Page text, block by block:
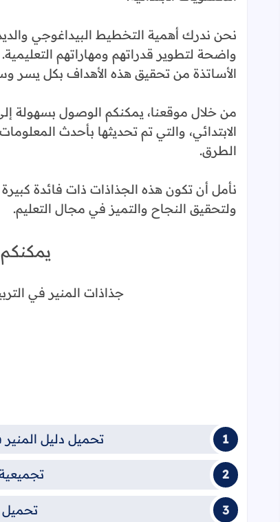
نحن ندرك أهمية التخطيط البيداغوجي
واضحة لتطوير قدراتهم ومهاراتهم
الأساتذة من تحقيق هذه الأهداف بكل يسر
من خلال موقعنا، يمكنكم الوصول بسهولة
الابتدائي، والتي تم تحديثها بأحدث
الطرق.
نأمل أن تكون هذه الجذاذات ذات فائدة كبيرة
ولتحقيق النجاح والتميز في مجال التعليم.
جذاذات المنير في
تحميل دليل المنير
تحميل